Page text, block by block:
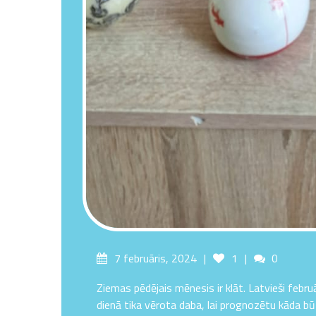
Posted7 februāris, 2024 Likes
1 Comments
0
Ziemas pēdējais mēnesis ir klāt. Latvieši
dienā tika vērota daba, lai prognozētu kāda